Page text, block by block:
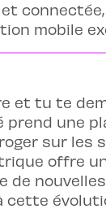
mobile
et tu te
une
sur les
offre
de
cette